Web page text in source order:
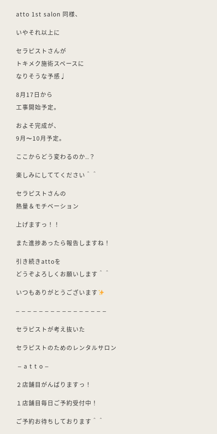
atto 1st salon 同様、
いやそれ以上に
セラピストさんが
トキメク施術スペースに
なりそうな予感♩
8月17日から
工事開始予定。
およそ完成が、
9月〜10月予定。
ここからどう変わるのか..？
楽しみにしててください＾＾
セラピストさんの
熱量＆モチベーション
上げますっ！！
また進捗あったら報告しますね！
引き続きattoを
どうぞよろしくお願いします＾＾
いつもありがとうございます
– – – – – – – – – – – – – – – –
セラピストが考え抜いた
セラピストのためのレンタルサロン
– a t t o –
２店舗目がんばりますっ！
１店舗目毎日ご予約受付中！
ご予約お待ちしております＾＾